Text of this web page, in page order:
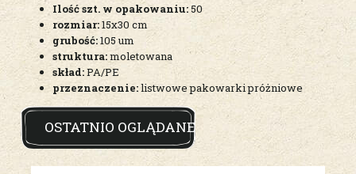
Ilość szt. w opakowaniu:50
rozmiar:15x30 cm
grubość:105 um
struktura:moletowana
skład:PA/PE
przeznaczenie:listwowe pakowarki próżniowe
OSTATNIO OGLĄDANE